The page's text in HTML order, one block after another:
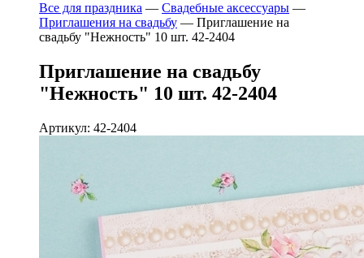
Все для праздника — Свадебные аксессуары —
Приглашения на свадьбу — Приглашение на
свадьбу "Нежность" 10 шт. 42-2404
Приглашение на свадьбу
"Нежность" 10 шт. 42-2404
Артикул: 42-2404